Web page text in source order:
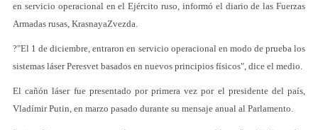
en servicio operacional en el Ejército ruso, informó el diario de las Fuerzas
Armadas rusas, KrasnayaZvezda.
?"El 1 de diciembre, entraron en servicio operacional en modo de prueba los
sistemas láser Peresvet basados en nuevos principios físicos", dice el medio.
El cañón láser fue presentado por primera vez por el presidente del país,
Vladímir Putin, en marzo pasado durante su mensaje anual al Parlamento.